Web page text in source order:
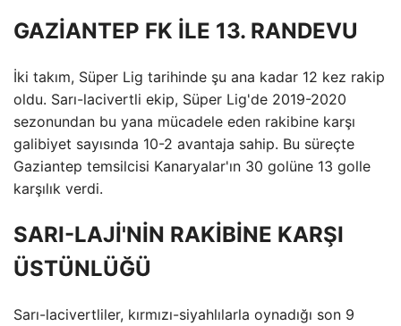
GAZİANTEP FK İLE 13. RANDEVU
İki takım, Süper Lig tarihinde şu ana kadar 12 kez rakip
oldu. Sarı-lacivertli ekip, Süper Lig'de 2019-2020
sezonundan bu yana mücadele eden rakibine karşı
galibiyet sayısında 10-2 avantaja sahip. Bu süreçte
Gaziantep temsilcisi Kanaryalar'ın 30 golüne 13 golle
karşılık verdi.
SARI-LAJİ'NİN RAKİBİNE KARŞI
ÜSTÜNLÜĞÜ
Sarı-lacivertliler, kırmızı-siyahlılarla oynadığı son 9